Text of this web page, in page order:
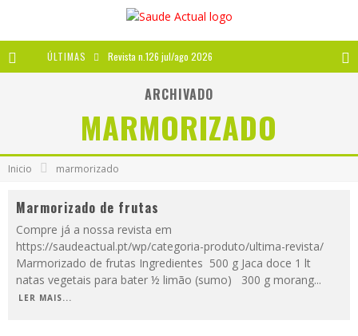
ÚLTIMAS Revista n.126 jul/ago 2026
Revista n.125 mai/jun 2026
Revista n.124 mar/abr 2026
A IMPORTÂNCIA DOS ANTIOXIDANTES
ARCHIVADO
MARMORIZADO
Inicio marmorizado
Marmorizado de frutas
Compre já a nossa revista em
https://saudeactual.pt/wp/categoria-produto/ultima-revista/
Marmorizado de frutas Ingredientes 500 g Jaca doce 1 lt
natas vegetais para bater ½ limão (sumo) 300 g morang...
LER MAIS...